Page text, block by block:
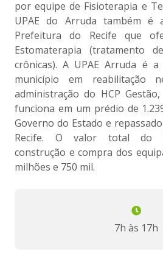
por equipe de Fisioterapia e
UPAE do Arruda também é
Prefeitura do Recife que
Estomaterapia (tratamento
crônicas). A UPAE Arruda é
município em reabilitação
administração do HCP
funciona em um prédio de
Governo do Estado e
Recife. O valor total do
construção e compra dos
milhões e 750 mil.
7h às 17h